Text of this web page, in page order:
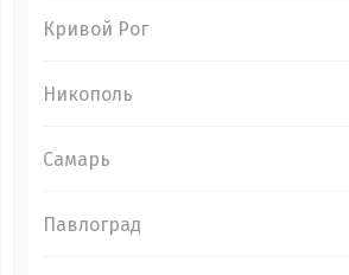
Кривой Рог
Никополь
Самарь
Павлоград